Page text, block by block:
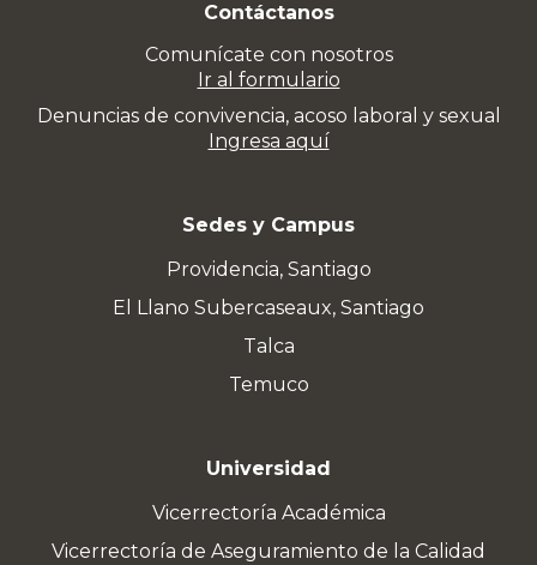
Contáctanos
Comunícate con nosotros
Ir al formulario
Denuncias de convivencia, acoso laboral y sexual
Ingresa aquí
Sedes y Campus
Providencia, Santiago
El Llano Subercaseaux, Santiago
Talca
Temuco
Universidad
Vicerrectoría Académica
Vicerrectoría de Aseguramiento de la Calidad